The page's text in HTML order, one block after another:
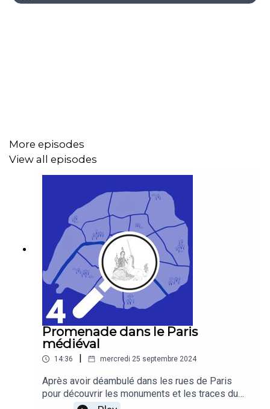
1 du podcast « On se retrouve au musée ? ».
culturelle, rendez-vous sur le
"Le défi d'être moderne" est le dernier épisode de la
1ère saison de "On se retrouve au musée ?". Il a été
Cultur'easyetSens de la visite
sonore est une création de Théo Boulenger.
More episodes
View all episodes
Promenade dans le Paris
médiéval
14:36 | mercredi 25 septembre 2024
Après avoir déambulé dans les rues de Paris
pour découvrir les monuments et les traces du
Moyen Âge, on se retrouve, en compagnie de